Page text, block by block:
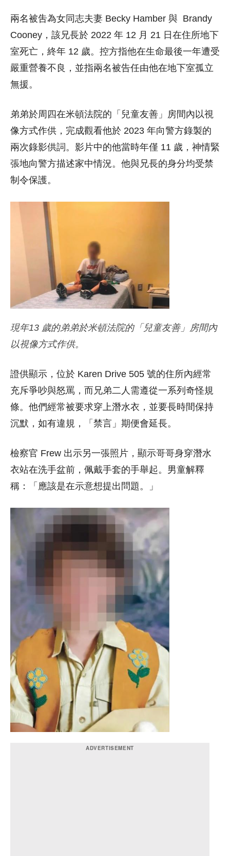
兩名被吿為女同志夫妻 Becky Hamber 與 Brandy
Cooney，該兄長於 2022 年 12 月 21 日在住所地下
室死亡，終年 12 歲。控方指他在生命最後一年遭受
嚴重營養不良，並指兩名被告任由他在地下室孤立
無援。
弟弟於周四在米頓法院的「兒童友善」房間內以視
像方式作供，完成觀看他於 2023 年向警方錄製的
兩次錄影供詞。影片中的他當時年僅 11 歲，神情緊
張地向警方描述家中情況。他與兄長的身分均受禁
制令保護。
現年13 歲的弟弟於米頓法院的「兒童友善」房間內
以視像方式作供。
證供顯示，位於 Karen Drive 505 號的住所內經常
充斥爭吵與怒罵，而兄弟二人需遵從一系列奇怪規
條。他們經常被要求穿上潛水衣，並要長時間保持
沉默，如有違規，「禁言」期便會延長。
檢察官 Frew 出示另一張照片，顯示哥哥身穿潛水
衣站在洗手盆前，佩戴手套的手舉起。男童解釋
稱：「應該是在示意想提出問題。」